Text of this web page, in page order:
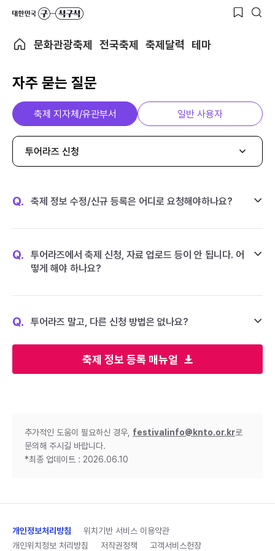
문화관광축제 전국축제 축제달력 테마
자주 묻는 질문
축제 정보 등록 매뉴얼
축제 지자체/유관부서 일반 사용자
투어라즈 신청
Q. 축제 정보 수정/신규 등록은 어디로 요청해야하나요?
Q.
투어라즈에서 축제 신청, 자료 업로드 등이 안 됩니다. 어
떻게 해야 하나요?
Q. 투어라즈 말고, 다른 신청 방법은 없나요?
추가적인 도움이 필요하신 경우, festivalinfo@knto.or.kr로
문의해 주시길 바랍니다.
*최종 업데이트 : 2026.06.10
개인정보처리방침
위치기반 서비스 이용약관
개인위치정보 처리방침
저작권정책 고객서비스헌장